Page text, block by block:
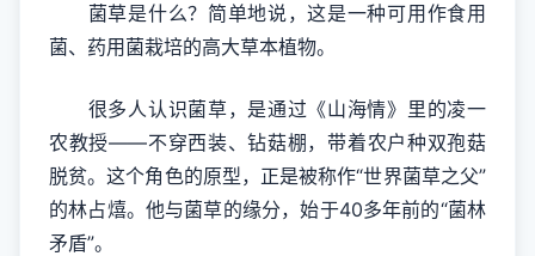
菌草是什么？简单地说，这是一种可用作食用
菌、药用菌栽培的高大草本植物。
很多人认识菌草，是通过《山海情》里的凌一
农教授——不穿西装、钻菇棚，带着农户种双孢菇
脱贫。这个角色的原型，正是被称作“世界菌草之父”
的林占熺。他与菌草的缘分，始于40多年前的“菌林
矛盾”。